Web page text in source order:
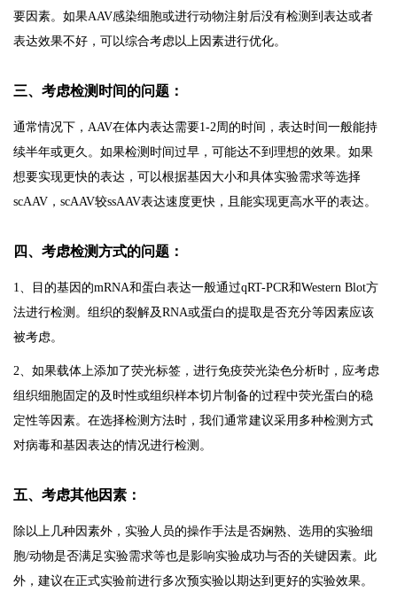
要因素。如果AAV感染细胞或进行动物注射后没有检测到表达或者
表达效果不好，可以综合考虑以上因素进行优化。
三、考虑检测时间的问题：
通常情况下，AAV在体内表达需要1-2周的时间，表达时间一般能持
续半年或更久。如果检测时间过早，可能达不到理想的效果。如果
想要实现更快的表达，可以根据基因大小和具体实验需求等选择
scAAV，scAAV较ssAAV表达速度更快，且能实现更高水平的表达。
四、考虑检测方式的问题：
1、目的基因的mRNA和蛋白表达一般通过qRT-PCR和Western Blot方
法进行检测。组织的裂解及RNA或蛋白的提取是否充分等因素应该
被考虑。
2、如果载体上添加了荧光标签，进行免疫荧光染色分析时，应考虑
组织细胞固定的及时性或组织样本切片制备的过程中荧光蛋白的稳
定性等因素。在选择检测方法时，我们通常建议采用多种检测方式
对病毒和基因表达的情况进行检测。
五、考虑其他因素：
除以上几种因素外，实验人员的操作手法是否娴熟、选用的实验细
胞/动物是否满足实验需求等也是影响实验成功与否的关键因素。此
外，建议在正式实验前进行多次预实验以期达到更好的实验效果。